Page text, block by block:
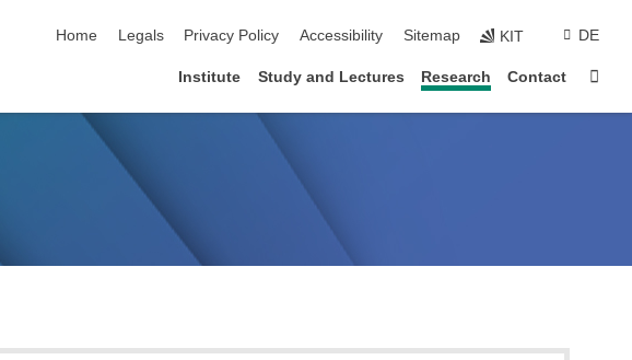
Home
Legals Privacy Policy Accessibility Sitemap KIT DE
Institute Study and Lectures Research Contact